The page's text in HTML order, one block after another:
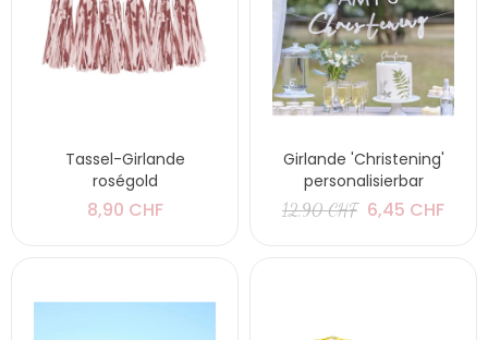
Tassel-Girlande
roségold
8,90 CHF
Girlande 'Christening'
personalisierbar
12,90 CHF 6,45 CHF